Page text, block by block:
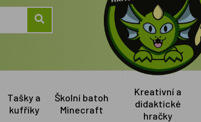
Tašky a
kufříky
Školní batoh
Minecraft
Kreativní a
didaktické
hračky